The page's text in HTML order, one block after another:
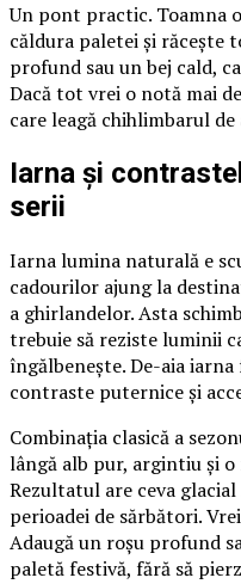
Un pont practic. Toamna
căldura paletei și răcește
profund sau un bej cald,
Dacă tot vrei o notă mai
care leagă chihlimbarul
Iarna și
serii
Iarna lumina naturală e
cadourilor ajung la
a ghirlandelor. Asta
trebuie să reziste luminii
îngălbenește. De-aia
contraste puternice și
Combinația clasică a
lângă alb pur, argintiu și
Rezultatul are ceva
perioadei de sărbători.
Adaugă un roșu profund
paletă festivă, fără să